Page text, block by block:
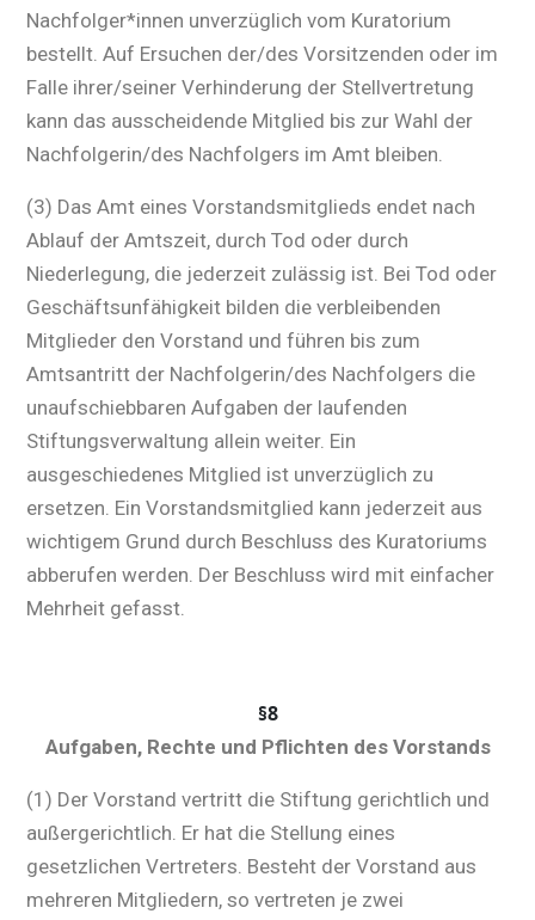
Nachfolger*innen unverzüglich vom Kuratorium
bestellt. Auf Ersuchen der/des Vorsitzenden oder im
Falle ihrer/seiner Verhinderung der Stellvertretung
kann das ausscheidende Mitglied bis zur Wahl der
Nachfolgerin/des Nachfolgers im Amt bleiben.
(3) Das Amt eines Vorstandsmitglieds endet nach
Ablauf der Amtszeit, durch Tod oder durch
Niederlegung, die jederzeit zulässig ist. Bei Tod oder
Geschäftsunfähigkeit bilden die verbleibenden
Mitglieder den Vorstand und führen bis zum
Amtsantritt der Nachfolgerin/des Nachfolgers die
unaufschiebbaren Aufgaben der laufenden
Stiftungsverwaltung allein weiter. Ein
ausgeschiedenes Mitglied ist unverzüglich zu
ersetzen. Ein Vorstandsmitglied kann jederzeit aus
wichtigem Grund durch Beschluss des Kuratoriums
abberufen werden. Der Beschluss wird mit einfacher
Mehrheit gefasst.
§8
Aufgaben, Rechte und Pflichten des Vorstands
(1) Der Vorstand vertritt die Stiftung gerichtlich und
außergerichtlich. Er hat die Stellung eines
gesetzlichen Vertreters. Besteht der Vorstand aus
mehreren Mitgliedern, so vertreten je zwei